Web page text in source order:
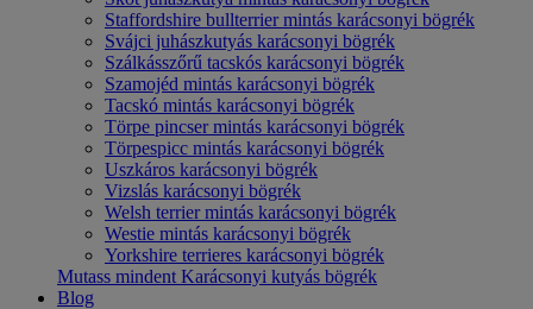
Staffordshire bullterrier mintás karácsonyi bögrék
Svájci juhászkutyás karácsonyi bögrék
Szálkásszőrű tacskós karácsonyi bögrék
Szamojéd mintás karácsonyi bögrék
Tacskó mintás karácsonyi bögrék
Törpe pincser mintás karácsonyi bögrék
Törpespicc mintás karácsonyi bögrék
Uszkáros karácsonyi bögrék
Vizslás karácsonyi bögrék
Welsh terrier mintás karácsonyi bögrék
Westie mintás karácsonyi bögrék
Yorkshire terrieres karácsonyi bögrék
Mutass mindent Karácsonyi kutyás bögrék
Blog